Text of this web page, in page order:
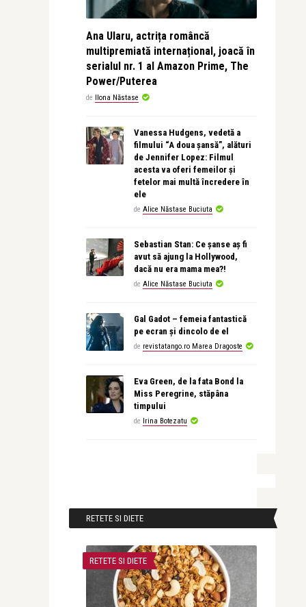
Ana Ularu, actrița româncă
multipremiată internațional, joacă în
serialul nr. 1 al Amazon Prime, The
Power/Puterea
de Ilona Năstase
Vanessa Hudgens, vedetă a
filmului “A doua șansă”, alături
de Jennifer Lopez: Filmul
acesta va oferi femeilor și
fetelor mai multă încredere în
ele
de Alice Năstase Buciuta
Sebastian Stan: Ce șanse aș fi
avut să ajung la Hollywood,
dacă nu era mama mea?!
de Alice Năstase Buciuta
Gal Gadot – femeia fantastică
pe ecran și dincolo de el
de revistatango.ro Marea Dragoste
Eva Green, de la fata Bond la
Miss Peregrine, stăpâna
timpului
de Irina Botezatu
RETETE SI DIETE
RETETE SI DIETE